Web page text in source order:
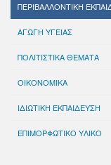
ΠΕΡΙΒΑΛΛΟΝΤΙΚΗ
ΑΓΩΓΗ ΥΓΕΙΑΣ
ΠΟΛΙΤΙΣΤΙΚΑ ΘΕΜΑΤΑ
ΟΙΚΟΝΟΜΙΚΑ
ΙΔΙΩΤΙΚΗ ΕΚΠΑΙΔΕΥΣΗ
ΕΠΙΜΟΡΦΩΤΙΚΟ ΥΛΙΚΟ